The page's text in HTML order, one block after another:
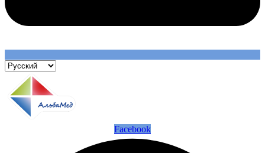
Facebook